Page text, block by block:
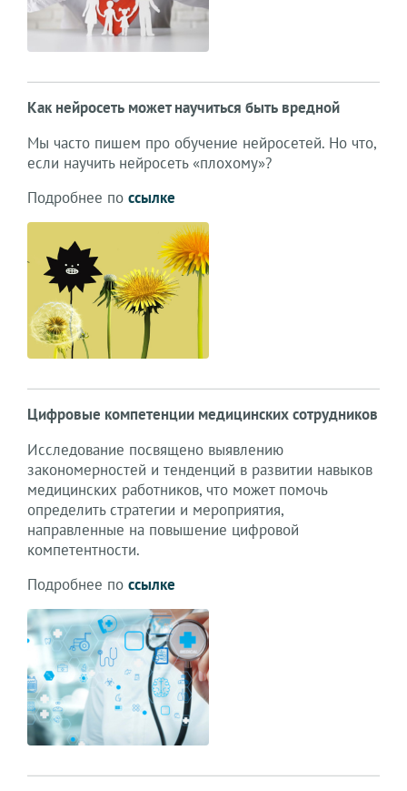
Как нейросеть может научиться быть вредной
Мы часто пишем про обучение нейросетей. Но что,
если научить нейросеть «плохому»?
Подробнее по ссылке
Цифровые компетенции медицинских сотрудников
Исследование посвящено выявлению
закономерностей и тенденций в развитии навыков
медицинских работников, что может помочь
определить стратегии и мероприятия,
направленные на повышение цифровой
компетентности.
Подробнее по ссылке